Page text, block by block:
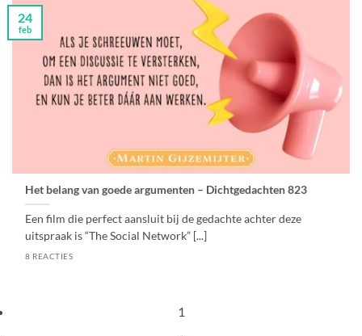
Het belang van goede argumenten – Dichtgedachten 823
Een film die perfect aansluit bij de gedachte achter deze
uitspraak is “The Social Network” [...]
8 REACTIES
24
feb
1